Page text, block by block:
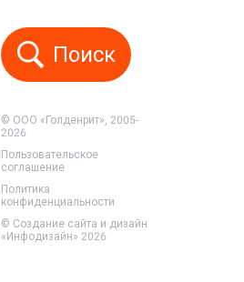
Поиск
© ООО «Голденрит», 2005-
2026
Пользовательское
соглашение
Политика
конфиденциальности
© Создание сайта и дизайн
«Инфодизайн» 2026